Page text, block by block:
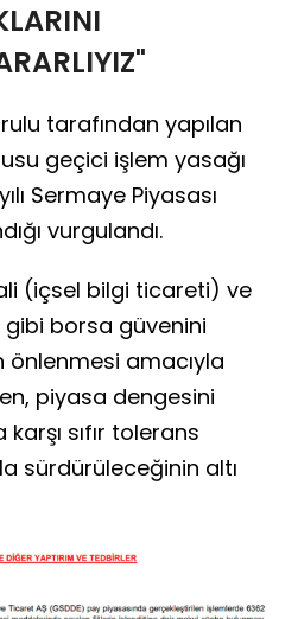
tarafından yapılan
geçici işlem yasağı
Sermaye Piyasası
vurgulandı.
(içsel bilgi ticareti) ve
gibi borsa güvenini
önlenmesi amacıyla
piyasa dengesini
sıfır tolerans
sürdürüleceğinin altı